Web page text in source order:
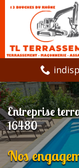
Entreprise
16480
Nos